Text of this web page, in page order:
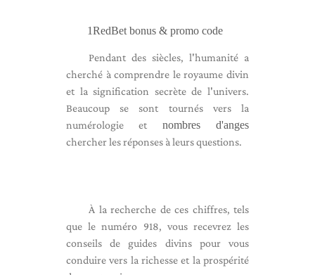
1RedBet bonus & promo code
Pendant des siècles, l'humanité a
cherché à comprendre le royaume divin
et la signification secrète de l'univers.
Beaucoup se sont tournés vers la
numérologie et nombres d'anges
chercher les réponses à leurs questions.
À la recherche de ces chiffres, tels
que le numéro 918, vous recevrez les
conseils de guides divins pour vous
conduire vers la richesse et la prospérité